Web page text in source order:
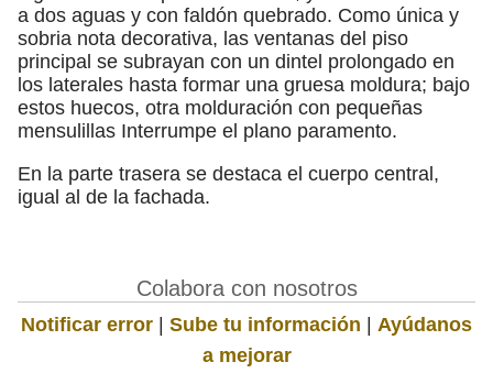
a dos aguas y con faldón quebrado. Como única y
sobria nota decorativa, las ventanas del piso
principal se subrayan con un dintel prolongado en
los laterales hasta formar una gruesa moldura; bajo
estos huecos, otra molduración con pequeñas
mensulillas Interrumpe el plano paramento.
En la parte trasera se destaca el cuerpo central,
igual al de la fachada.
Colabora con nosotros
Notificar error | Sube tu información | Ayúdanos
a mejorar